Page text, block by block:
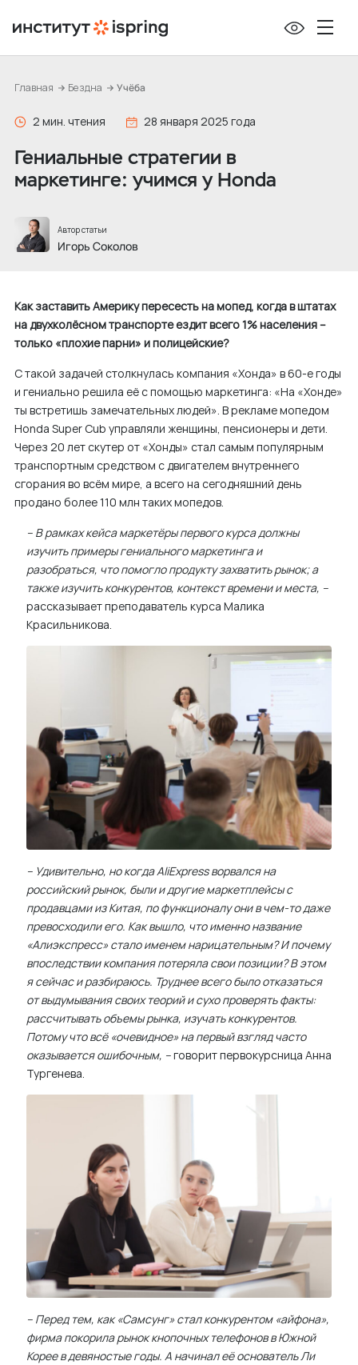
р
Главная Бездна Учёба
2 мин. чтения 28 января 2025 года
Гениальные стратегии в
маркетинге: учимся у Honda
Автор статьи
Игорь Соколов
Как заставить Америку пересесть на мопед, когда в штатах
на двухколёсном транспорте ездит всего 1% населения –
только «плохие парни» и полицейские?
С такой задачей столкнулась компания «Хонда» в 60-е годы
и гениально решила её с помощью маркетинга: «На «Хонде»
ты встретишь замечательных людей». В рекламе мопедом
Honda Super Cub управляли женщины, пенсионеры и дети.
Через 20 лет скутер от «Хонды» стал самым популярным
транспортным средством с двигателем внутреннего
сгорания во всём мире, а всего на сегодняшний день
продано более 110 млн таких мопедов.
– В рамках кейса маркетёры первого курса должны
изучить примеры гениального маркетинга и
разобраться, что помогло продукту захватить рынок; а
также изучить конкурентов, контекст времени и места, –
рассказывает преподаватель курса Малика
Красильникова.
– Удивительно, но когда AliExpress ворвался на
российский рынок, были и другие маркетплейсы с
продавцами из Китая, по функционалу они в чем-то даже
превосходили его. Как вышло, что именно название
«Алиэкспресс» стало именем нарицательным? И почему
впоследствии компания потеряла свои позиции? В этом
я сейчас и разбираюсь. Труднее всего было отказаться
от выдумывания своих теорий и сухо проверять факты:
рассчитывать объемы рынка, изучать конкурентов.
Потому что всё «очевидное» на первый взгляд часто
оказывается ошибочным, –говорит первокурсница Анна
Тургенева.
– Перед тем, как «Самсунг» стал конкурентом «айфона»,
фирма покорила рынок кнопочных телефонов в Южной
Корее в девяностые годы. А начинал её основатель Ли